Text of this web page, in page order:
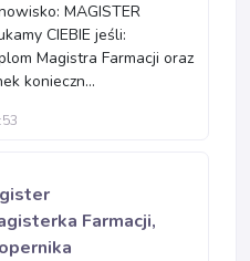
MAGISTER
CIEBIE jeśli:
Magistra Farmacji oraz
konieczn...
Farmacji,